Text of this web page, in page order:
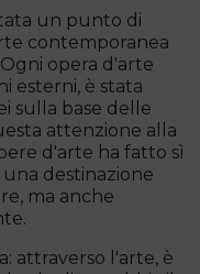
un punto di
contemporanea
opera d'arte
esterni, è stata
sulla base delle
attenzione alla
d'arte ha fatto sì
destinazione
ma anche
attraverso l'arte, è